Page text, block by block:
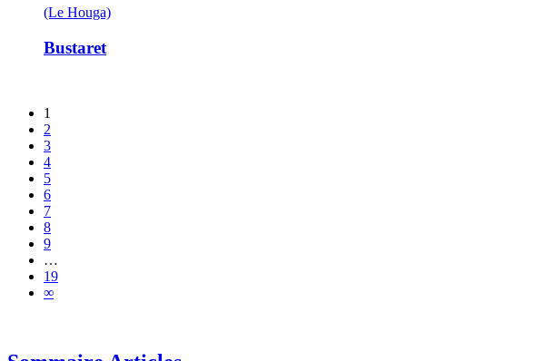
(Le Houga)
Bustaret
1
2
3
4
5
6
7
8
9
…
19
∞